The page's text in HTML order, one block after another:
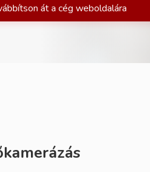
át a cég weboldalára